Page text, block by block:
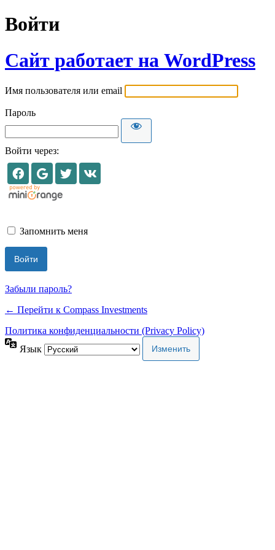
Войти
Сайт работает на WordPress
Имя пользователя или email
Пароль
Войти через:
Запомнить меня
Забыли пароль?
← Перейти к Compass Investments
Политика конфиденциальности (Privacy Policy)
Язык